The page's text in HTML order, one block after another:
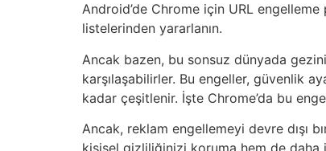
Android’de Chrome için URL
listelerinden yararlanın.
Ancak bazen, bu sonsuz dünyada
karşılaşabilirler. Bu engeller, güvenlik
kadar çeşitlenir. İşte Chrome’da bu
Ancak, reklam engellemeyi devre dışı
kişisel gizliliğinizi koruma hem de daha